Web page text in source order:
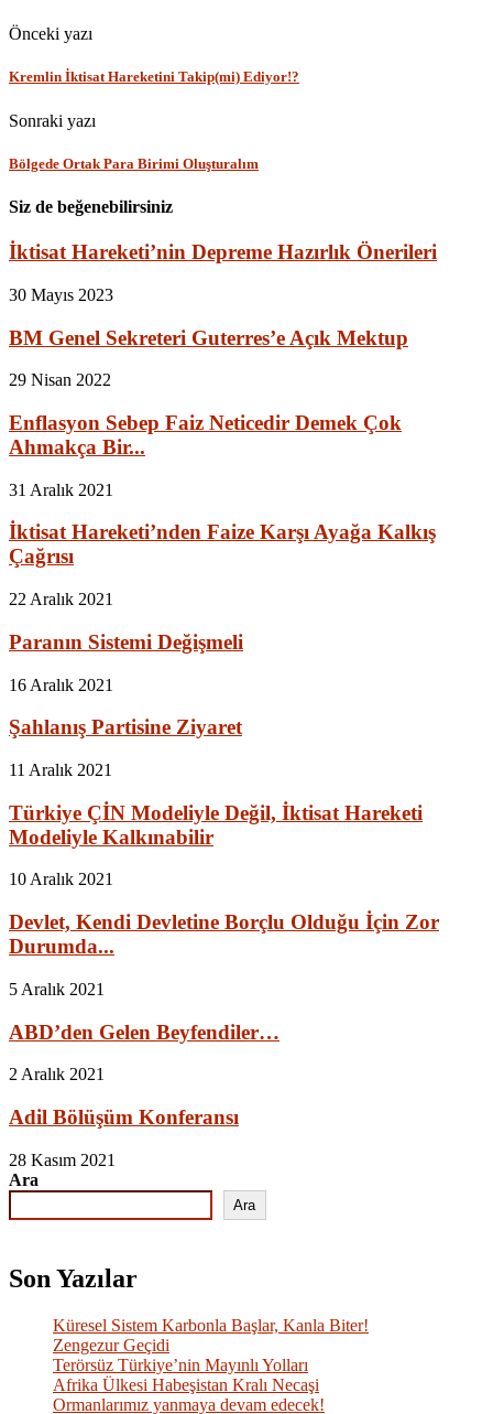
Önceki yazı
Kremlin İktisat Hareketini Takip(mi) Ediyor!?
Sonraki yazı
Bölgede Ortak Para Birimi Oluşturalım
Siz de beğenebilirsiniz
İktisat Hareketi’nin Depreme Hazırlık Önerileri
30 Mayıs 2023
BM Genel Sekreteri Guterres’e Açık Mektup
29 Nisan 2022
Enflasyon Sebep Faiz Neticedir Demek Çok
Ahmakça Bir...
31 Aralık 2021
İktisat Hareketi’nden Faize Karşı Ayağa Kalkış
Çağrısı
22 Aralık 2021
Paranın Sistemi Değişmeli
16 Aralık 2021
Şahlanış Partisine Ziyaret
11 Aralık 2021
Türkiye ÇİN Modeliyle Değil, İktisat Hareketi
Modeliyle Kalkınabilir
10 Aralık 2021
Devlet, Kendi Devletine Borçlu Olduğu İçin Zor
Durumda...
5 Aralık 2021
ABD’den Gelen Beyfendiler…
2 Aralık 2021
Adil Bölüşüm Konferansı
28 Kasım 2021
Ara
Ara
Son Yazılar
Küresel Sistem Karbonla Başlar, Kanla Biter!
Zengezur Geçidi
Terörsüz Türkiye’nin Mayınlı Yolları
Afrika Ülkesi Habeşistan Kralı Necaşi
Ormanlarımız yanmaya devam edecek!